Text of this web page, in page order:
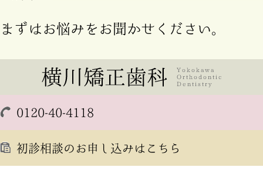
まずはお悩みをお聞かせください。
0120-40-4118
初診相談のお申し込みはこちら